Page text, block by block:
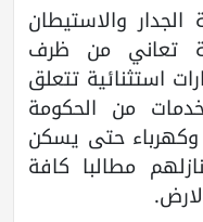
والاستيطان
تعاني من ظرف
استثنائية تتعلق
من الحكومة
حتى يسكن
مطالبا كافة